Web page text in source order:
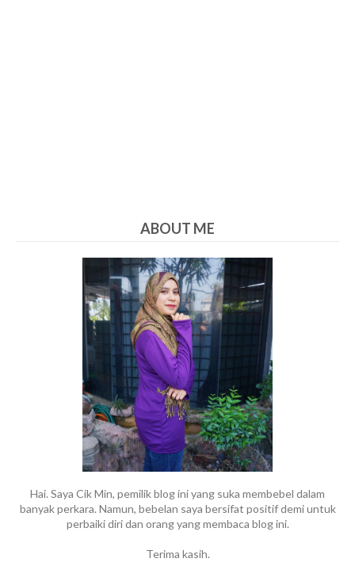
ABOUT ME
Hai. Saya Cik Min, pemilik blog ini yang suka membebel dalam
banyak perkara. Namun, bebelan saya bersifat positif demi untuk
perbaiki diri dan orang yang membaca blog ini.
Terima kasih.